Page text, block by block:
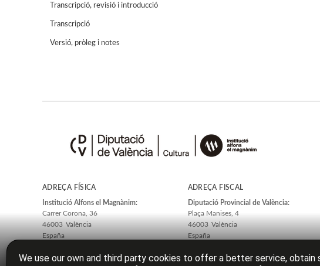
Transcripció, revisió i introducció
Transcripció
Versió, pròleg i notes
ADREÇA FÍSICA
Institució Alfons el Magnànim:
Carrer Corona, 36
46003 València
España
ADREÇA FISCAL
Diputació Provincial de València:
Plaça Manises, 4
46003 València
España
We use our own and third party cookies to offer a better service, obtain